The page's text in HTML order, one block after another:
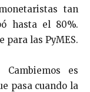
tan
hasta el 80%.
para las PyMES.
es
pasa cuando la